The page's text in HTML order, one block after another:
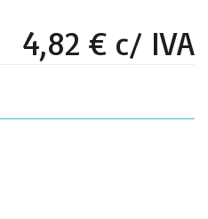
4,82 € c/ IVA